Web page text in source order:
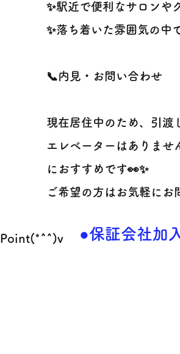
✨駅近で便利なサロンや
✨落ち着いた雰囲気の中
📞内見・お問い合わせ
現在居住中のため、引
エレベーターはありませ
におすすめです👀✨
ご希望の方はお気軽にお
Point(*^^)v ●保証会社加